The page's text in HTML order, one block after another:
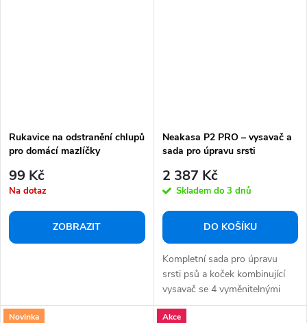
Rukavice na odstranění chlupů
pro domácí mazlíčky
99 Kč
Na dotaz
ZOBRAZIT
Neakasa P2 PRO – vysavač a
sada pro úpravu srsti
2 387 Kč
Skladem do 3 dnů
DO KOŠÍKU
Kompletní sada pro úpravu
srsti psů a koček kombinující
vysavač se 4 vyměnitelnými
hřebeny na...
Novinka Akce